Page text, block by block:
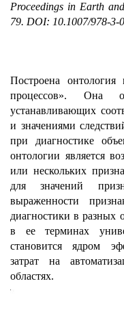
Proceedings in Earth
79. DOI: 10.1007/978-3-
Построена онтология
процессов». Она
устанавливающих
и значениями
при диагностике
онтологии является
или нескольких
для значений
выраженности
диагностики в разных
в ее терминах
становится ядром
затрат на
областях.